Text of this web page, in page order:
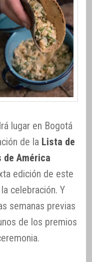
lugar en Bogotá
de la Lista de
de América
edición de este
celebración. Y
semanas previas
de los premios